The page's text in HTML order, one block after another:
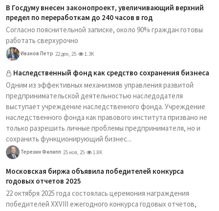
В Госдуму внесен законопроект, увеличивающий верхний
предел по переработкам до 240 часов в год
Согласно пояснительной записке, около 90% граждан готовы
работать сверхурочно
Иванов Петр 22 дек, 25 1.3K
Наследственный фонд как средство сохранения бизнеса
Одним из эффективных механизмов управления развитой
предпринимательской деятельностью наследодателя
выступает учреждение наследственного фонда. Учреждение
наследственного фонда как правового института призвано не
только разрешить личные проблемы предпринимателя, но и
сохранить функционирующий бизнес...
Терехин Филипп 25 ноя, 25 1.8K
Московская биржа объявила победителей конкурса
годовых отчетов 2025
22 октября 2025 года состоялась церемония награждения
победителей XXVIII ежегодного конкурса годовых отчетов,